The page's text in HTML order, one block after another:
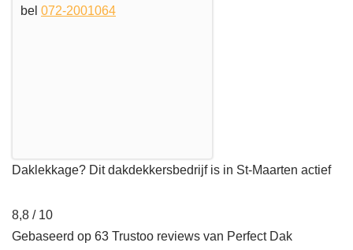
bel 072-2001064
Daklekkage? Dit dakdekkersbedrijf is in St-Maarten actief
8,8 / 10
Gebaseerd op 63 Trustoo reviews van Perfect Dak